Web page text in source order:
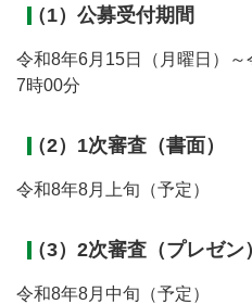
（1）公募受付期間
令和8年6月15日（月曜日）
7時00分
（2）1次審査（書面）
令和8年8月上旬（予定）
（3）2次審査（プレゼン）
令和8年8月中旬（予定）